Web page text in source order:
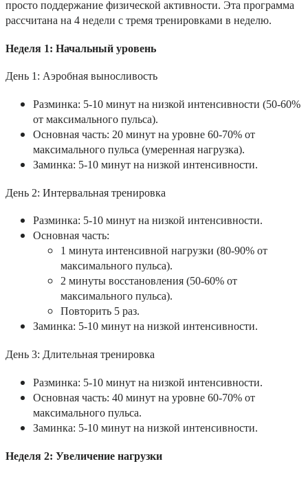
просто поддержание физической активности. Эта программа
рассчитана на 4 недели с тремя тренировками в неделю.
Неделя 1: Начальный уровень
День 1: Аэробная выносливость
Разминка: 5-10 минут на низкой интенсивности (50-60%
от максимального пульса).
Основная часть: 20 минут на уровне 60-70% от
максимального пульса (умеренная нагрузка).
Заминка: 5-10 минут на низкой интенсивности.
День 2: Интервальная тренировка
Разминка: 5-10 минут на низкой интенсивности.
Основная часть:
1 минута интенсивной нагрузки (80-90% от
максимального пульса).
2 минуты восстановления (50-60% от
максимального пульса).
Повторить 5 раз.
Заминка: 5-10 минут на низкой интенсивности.
День 3: Длительная тренировка
Разминка: 5-10 минут на низкой интенсивности.
Основная часть: 40 минут на уровне 60-70% от
максимального пульса.
Заминка: 5-10 минут на низкой интенсивности.
Неделя 2: Увеличение нагрузки